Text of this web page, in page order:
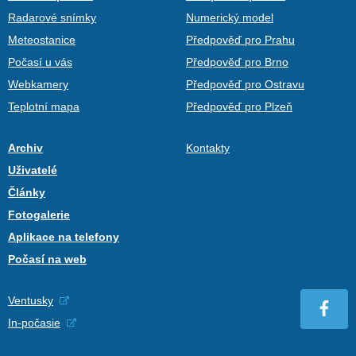
Radarové snímky
Meteostanice
Počasí u vás
Webkamery
Teplotní mapa
Numerický model
Předpověď pro Prahu
Předpověď pro Brno
Předpověď pro Ostravu
Předpověď pro Plzeň
Archiv
Uživatelé
Články
Fotogalerie
Aplikace na telefony
Počasí na web
Kontakty
Ventusky
In-počasie